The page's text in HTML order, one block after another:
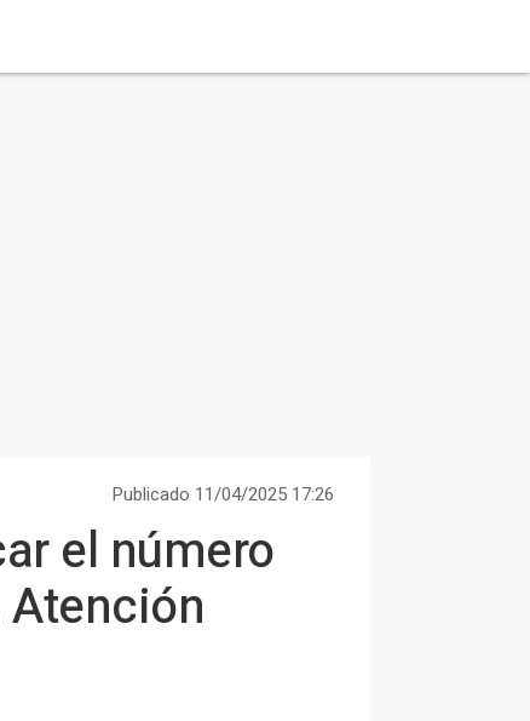
Publicado 11/04/2025 17:26
el número